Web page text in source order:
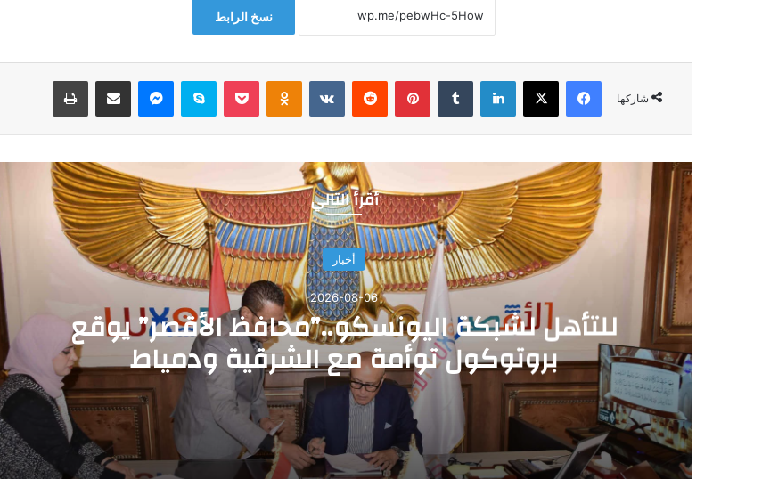
نسخ الرابط
شاركها
فيسبوك لينكدإن بينتيريست سكايب
أقرأ التالي
أخبار
2026-08-06
للتأهل لشبكة اليونسكو..”محافظ الأقصر” يوقع
بروتوكول توأمة مع الشرقية ودمياط
2026-08-06